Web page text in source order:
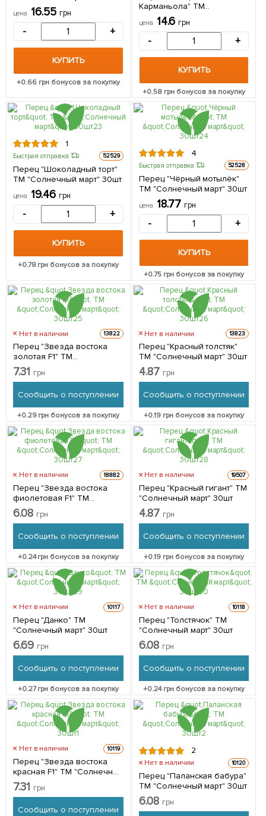
цена 16.55 грн
- +
КУПИТЬ
+0.66 грн бонусов за покупку
Карманьола" ТМ
"Солнечный март" 30шт
цена 14.6 грн
- +
КУПИТЬ
+0.58 грн бонусов за покупку
1
Быстрая отправка 52529
Перец "Шоколадный торт"
ТМ "Солнечный март" 30шт
цена 19.46 грн
- +
КУПИТЬ
+0.78грн бонусов за покупку
4
Быстрая отправка 52528
Перец "Чёрный мотылёк"
ТМ "Солнечный март" 30шт
цена 18.77 грн
- +
КУПИТЬ
+0.75грн бонусов за покупку
Нет в наличии 13822
Перец "Звезда востока
золотая F1" ТМ
"Солнечный март" 30шт
7.31 грн
Сообщить о поступлении
+0.29грн бонусов за покупку
Нет в наличии 13823
Перец "Красный толстяк"
ТМ "Солнечный март" 30шт
4.87 грн
Сообщить о поступлении
+0.19 грн бонусов за покупку
Нет в наличии 18882
Перец "Звезда востока
фиолетовая F1" ТМ
"Солнечный март" 30шт
6.08 грн
Сообщить о поступлении
+0.24грн бонусов за покупку
Нет в наличии 19507
Перец "Красный гигант" ТМ
"Солнечный март" 30шт
4.87 грн
Сообщить о поступлении
+0.19 грн бонусов за покупку
Нет в наличии 10117
Перец "Данко" ТМ
"Солнечный март" 30шт
6.69 грн
Сообщить о поступлении
+0.27грн бонусов за покупку
Нет в наличии 10118
Перец "Толстячок" ТМ
"Солнечный март" 30шт
6.08 грн
Сообщить о поступлении
+0.24грн бонусов за покупку
Нет в наличии 10119
Перец "Звезда востока
красная F1" ТМ "Солнечный
март" 30шт
7.31 грн
Сообщить о поступлении
2
Нет в наличии 10120
Перец "Паланская бабура"
ТМ "Солнечный март" 30шт
6.08 грн